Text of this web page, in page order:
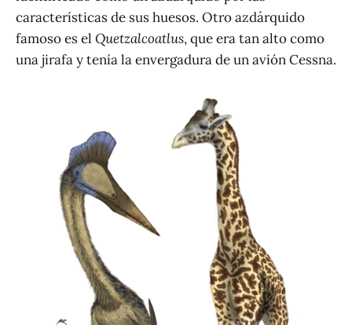
características de sus huesos. Otro azdárquido
famoso es el Quetzalcoatlus, que era tan alto como
una jirafa y tenía la envergadura de un avión Cessna.